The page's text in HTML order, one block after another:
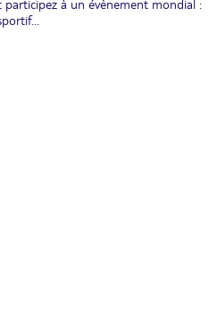
participez à un évènement mondial :